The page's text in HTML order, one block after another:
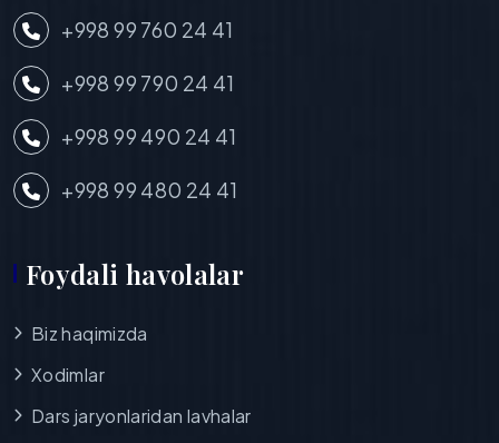
+998 99 760 24 41
+998 99 790 24 41
+998 99 490 24 41
+998 99 480 24 41
Foydali havolalar
Biz haqimizda
Xodimlar
Dars jaryonlaridan lavhalar